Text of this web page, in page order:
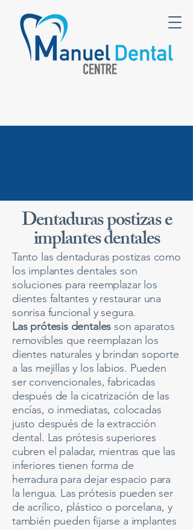
Dentaduras postizas e
implantes dentales
Tanto las dentaduras postizas como
los implantes dentales son
soluciones para reemplazar los
dientes faltantes y restaurar una
sonrisa funcional y segura.
Las prótesis dentales son aparatos
removibles que reemplazan los
dientes naturales y brindan soporte
a las mejillas y los labios. Pueden
ser convencionales, fabricadas
después de la cicatrización de las
encías, o inmediatas, colocadas
justo después de la extracción
dental. Las prótesis superiores
cubren el paladar, mientras que las
inferiores tienen forma de
herradura para dejar espacio para
la lengua. Las prótesis pueden ser
de acrílico, plástico o porcelana, y
también pueden fijarse a implantes